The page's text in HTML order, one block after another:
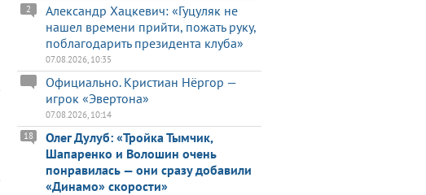
Александр Хацкевич: «Гуцуляк не
нашел времени прийти, пожать руку,
поблагодарить президента клуба»
2
07.08.2026, 10:35
Официально. Кристиан Нёргор —
игрок «Эвертона»
07.08.2026, 10:14
Олег Дулуб: «Тройка Тымчик,
Шапаренко и Волошин очень
понравилась — они сразу добавили
«Динамо» скорости»
18